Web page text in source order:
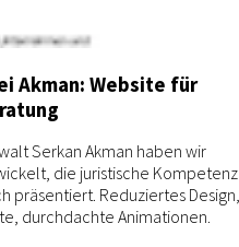
Akman: Website für
Serkan Akman haben wir
die juristische Kompetenz
präsentiert. Reduziertes Design,
durchdachte Animationen.